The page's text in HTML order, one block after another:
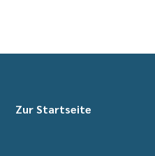
Zur Startseite